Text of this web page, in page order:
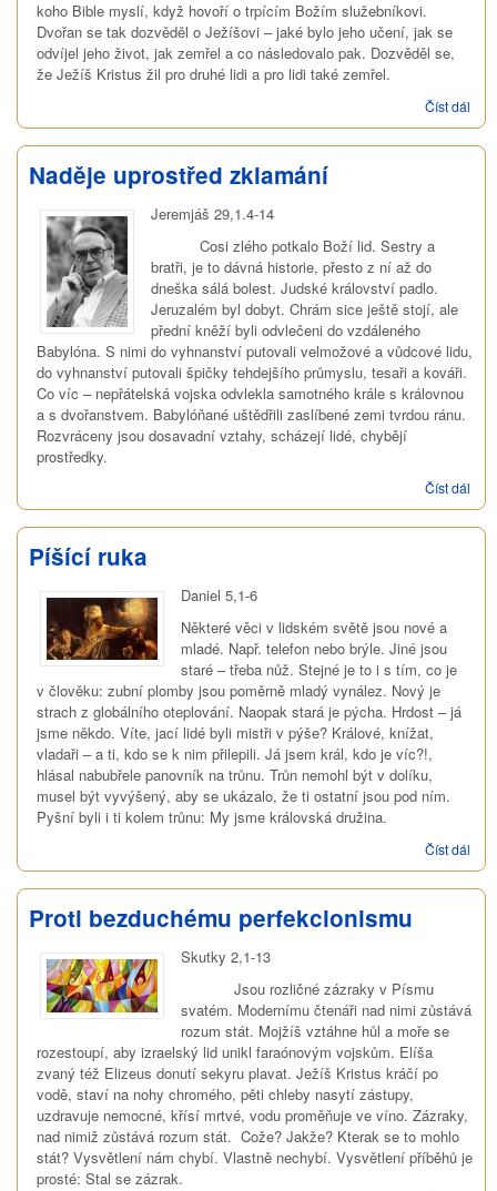
koho Bible myslí, když hovoří o trpícím Božím služebníkovi.
Dvořan se tak dozvěděl o Ježíšovi – jaké bylo jeho učení, jak se
odvíjel jeho život, jak zemřel a co následovalo pak. Dozvěděl se,
že Ježíš Kristus žil pro druhé lidi a pro lidi také zemřel.
Číst dál
Naděje uprostřed zklamání
Jeremjáš 29,1.4-14
Cosi zlého potkalo Boží lid. Sestry a
bratři, je to dávná historie, přesto z ní až do
dneška sálá bolest. Judské království padlo.
Jeruzalém byl dobyt. Chrám sice ještě stojí, ale
přední kněží byli odvlečeni do vzdáleného
Babylóna. S nimi do vyhnanství putovali velmožové a vůdcové lidu,
do vyhnanství putovali špičky tehdejšího průmyslu, tesaři a kováři.
Co víc – nepřátelská vojska odvlekla samotného krále s královnou
a s dvořanstvem. Babylóňané uštědřili zaslíbené zemi tvrdou ránu.
Rozvráceny jsou dosavadní vztahy, scházejí lidé, chybějí
prostředky.
Číst dál
Píšící ruka
Daniel 5,1-6
Některé věci v lidském světě jsou nové a
mladé. Např. telefon nebo brýle. Jiné jsou
staré – třeba nůž. Stejné je to i s tím, co je
v člověku: zubní plomby jsou poměrně mladý vynález. Nový je
strach z globálního oteplování. Naopak stará je pýcha. Hrdost – já
jsme někdo. Víte, jací lidé byli mistři v pýše? Králové, knížat,
vladaři – a ti, kdo se k nim přilepili. Já jsem král, kdo je víc?!,
hlásal nabubřele panovník na trůnu. Trůn nemohl být v dolíku,
musel být vyvýšený, aby se ukázalo, že ti ostatní jsou pod ním.
Pyšní byli i ti kolem trůnu: My jsme královská družina.
Číst dál
ruka
Proti bezduchému perfekcionismu
Skutky 2,1-13
Jsou rozličné zázraky v Písmu
svatém. Modernímu čtenáři nad nimi zůstává
rozum stát. Mojžíš vztáhne hůl a moře se
rozestoupí, aby izraelský lid unikl faraónovým vojskům. Elíša
zvaný též Elizeus donutí sekyru plavat. Ježíš Kristus kráčí po
vodě, staví na nohy chromého, pěti chleby nasytí zástupy,
uzdravuje nemocné, křísí mrtvé, vodu proměňuje ve víno. Zázraky,
nad nimiž zůstává rozum stát. Cože? Jakže? Kterak se to mohlo
stát? Vysvětlení nám chybí. Vlastně nechybí. Vysvětlení příběhů je
prosté: Stal se zázrak.